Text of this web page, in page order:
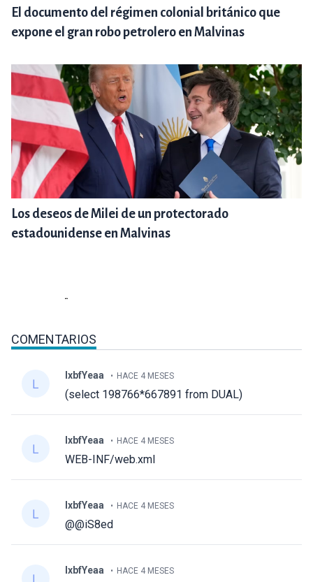
El documento del régimen colonial británico que
expone el gran robo petrolero en Malvinas
Los deseos de Milei de un protectorado
estadounidense en Malvinas
COMENTARIOS
lxbfYeaa HACE 4 MESES
(select 198766*667891 from DUAL)
lxbfYeaa HACE 4 MESES
WEB-INF/web.xml
lxbfYeaa HACE 4 MESES
@@iS8ed
lxbfYeaa HACE 4 MESES